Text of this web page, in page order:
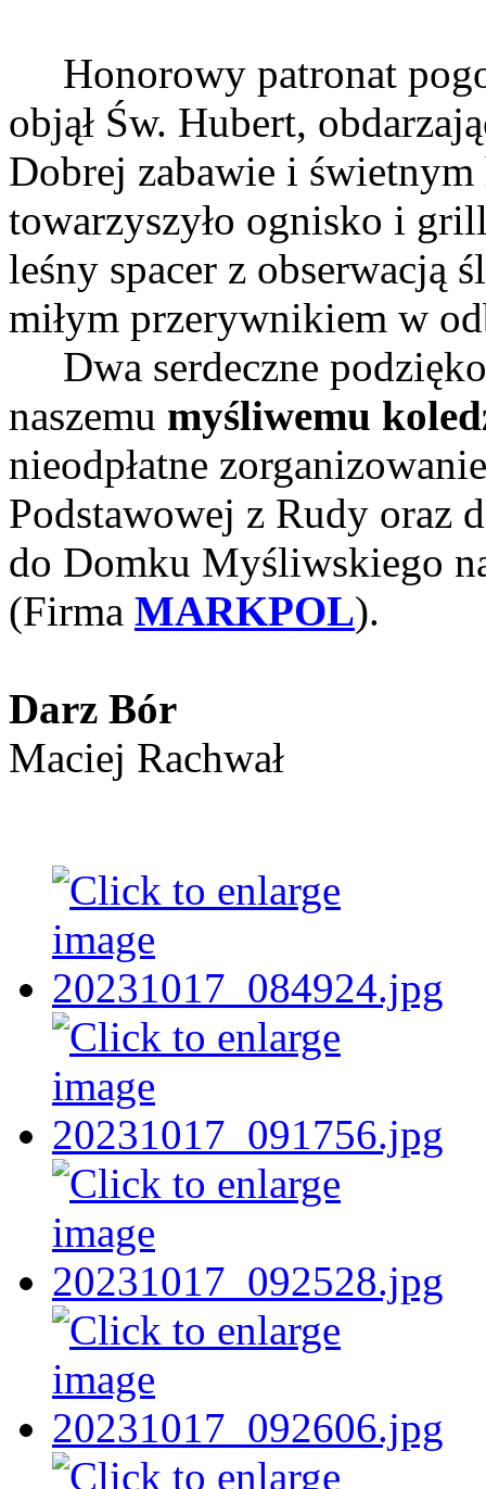
Honorowy patronat
objął Św. Hubert,
Dobrej zabawie i
towarzyszyło ognisko i
leśny spacer z obserwacją
miłym przerywnikiem w
Dwa serdeczne
naszemu myśliwemu
nieodpłatne
Podstawowej z Rudy oraz
do Domku Myśliwskiego
(Firma MARKPOL).
Darz Bór
Maciej Rachwał